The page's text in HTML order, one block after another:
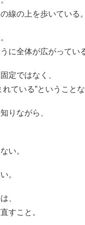
線の上を歩いている。
に全体が広がってい
定ではなく、
ている”ということ
りながら、
い。
。
、
すこと。